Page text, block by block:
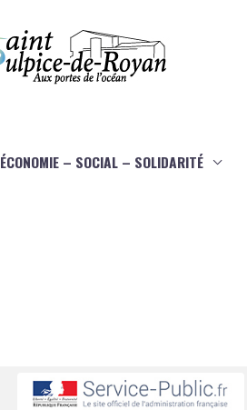
ÉCONOMIE – SOCIAL – SOLIDARITÉ